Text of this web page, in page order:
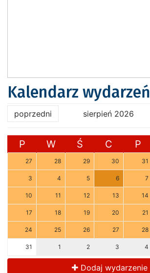
Kalendarz wydarzeń
poprzedni sierpień 2026
P W Ś C P
27 28 29 30 31
3 4 5 6 7
10 11 12 13 14
17 18 19 20 21
24 25 26 27 28
31 1 2 3 4
Dodaj wydarzenie